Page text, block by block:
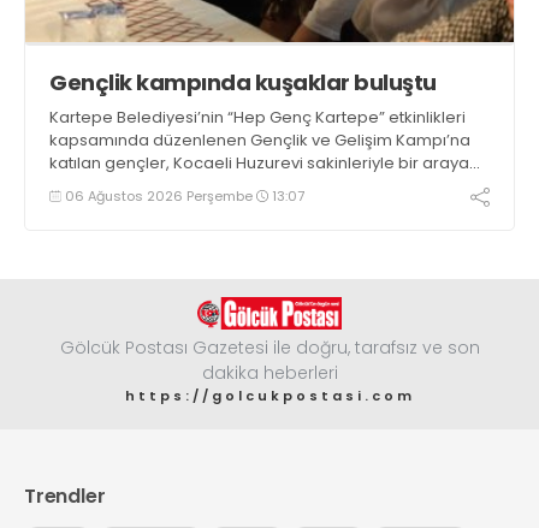
Gençlik kampında kuşaklar buluştu
Kartepe Belediyesi’nin “Hep Genç Kartepe” etkinlikleri
kapsamında düzenlenen Gençlik ve Gelişim Kampı’na
katılan gençler, Kocaeli Huzurevi sakinleriyle bir araya
geldi06 Ağustos 2026 Perşembe 13:07
Gölcük Postası Gazetesi ile doğru, tarafsız ve son
dakika heberleri
https://golcukpostasi.com
Trendler